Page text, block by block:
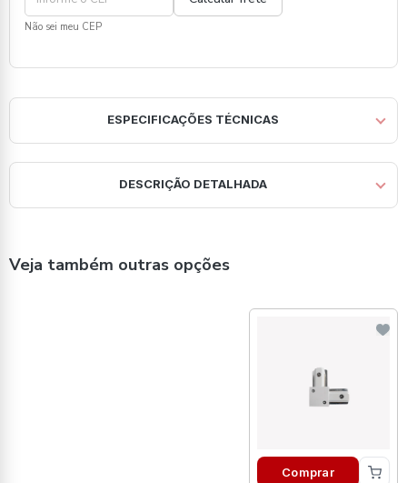
Não sei meu CEP
ESPECIFICAÇÕES TÉCNICAS
DESCRIÇÃO DETALHADA
Veja também outras opções
Comprar